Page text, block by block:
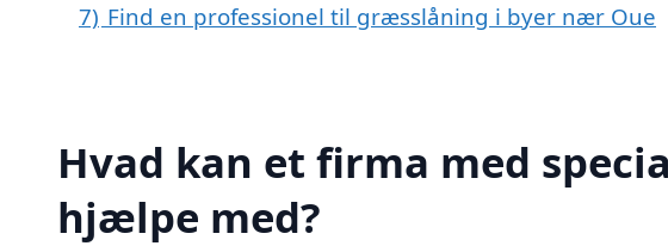
7) Find en professionel til græsslåning i byer nær Oue
Hvad kan et firma med
hjælpe med?